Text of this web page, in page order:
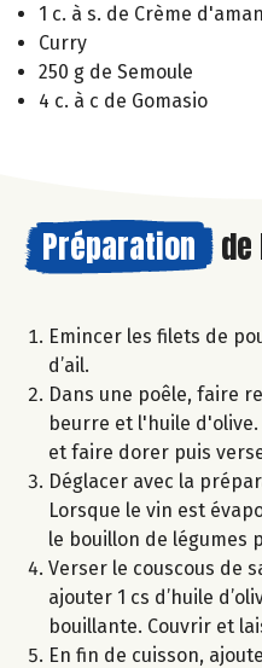
1 c. à s. de Crème
Curry
250 g de Semoule
4 c. à c de Gomasio
Préparation
Emincer les filets de
d’ail.
Dans une poêle, faire
beurre et l'huile
et faire dorer puis
Déglacer avec la
Lorsque le vin est
le bouillon de légumes
Verser le couscous de
ajouter 1 cs d’huile
bouillante. Couvrir et
En fin de cuisson,